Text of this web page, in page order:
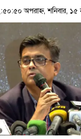
অপরাহ্ন, শনিবার, ১৫